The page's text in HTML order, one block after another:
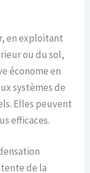
en exploitant
ou du sol,
économe en
systèmes de
Elles peuvent
efficaces.
de la